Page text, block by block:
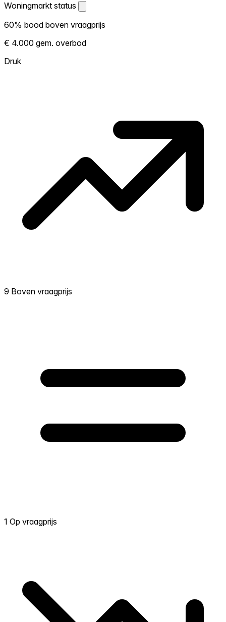
Woningmarkt status
Woningmarkt status
Laat zien hoe competitief de markt hier is.
Hoe meer woningen boven vraagprijs
verkopen, hoe heter. Heet? Verwacht
60% bood boven vraagprijs
€ 4.000 gem. overbod
Druk
9 Boven vraagprijs
1 Op vraagprijs